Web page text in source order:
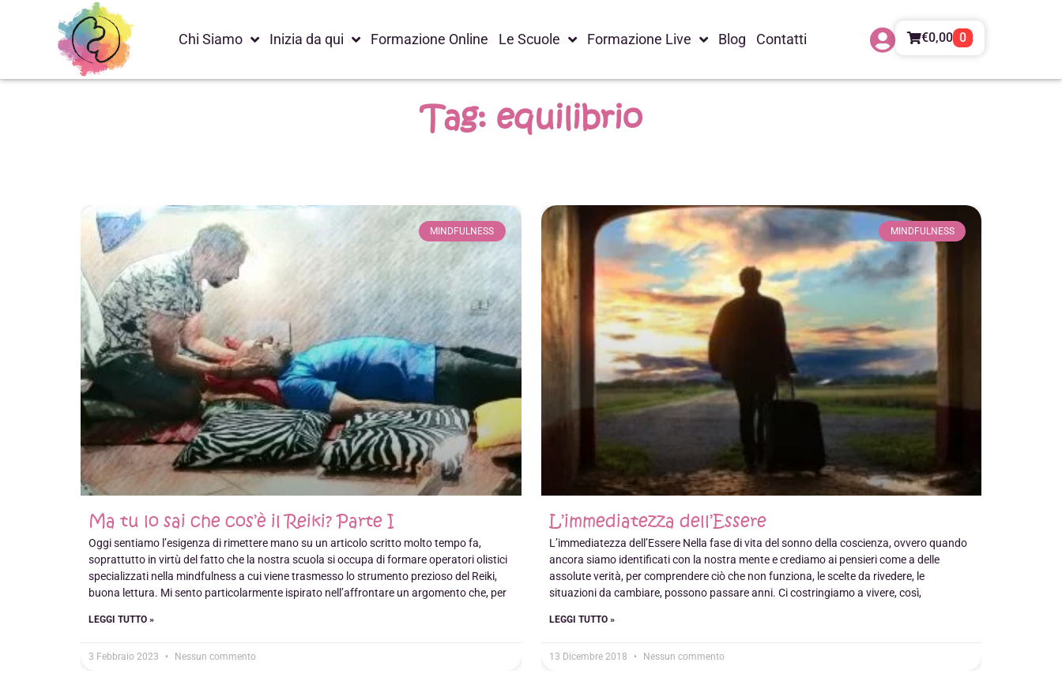
Chi Siamo Inizia da qui Formazione Online Le Scuole Formazione Live Blog Contatti €0,00 0
Tag: equilibrio
MINDFULNESS
Ma tu lo sai che cos’è il Reiki? Parte I
Oggi sentiamo l’esigenza di rimettere mano su un articolo scritto molto tempo fa,
soprattutto in virtù del fatto che la nostra scuola si occupa di formare operatori olistici
specializzati nella mindfulness a cui viene trasmesso lo strumento prezioso del Reiki,
buona lettura. Mi sento particolarmente ispirato nell’affrontare un argomento che, per
LEGGI TUTTO »
3 Febbraio 2023 Nessun commento
MINDFULNESS
L’immediatezza dell’Essere
L’immediatezza dell’Essere Nella fase di vita del sonno della coscienza, ovvero quando
ancora siamo identificati con la nostra mente e crediamo ai pensieri come a delle
assolute verità, per comprendere ciò che non funziona, le scelte da rivedere, le
situazioni da cambiare, possono passare anni. Ci costringiamo a vivere, così,
LEGGI TUTTO »
13 Dicembre 2018 Nessun commento